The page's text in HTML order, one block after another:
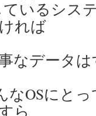
いるシス
れば
なデータ
なOSにと
ら